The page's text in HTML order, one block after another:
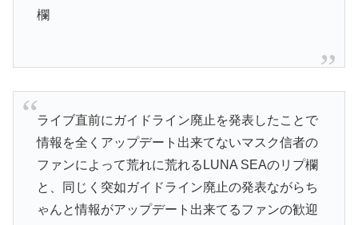
欄
ライブ直前にガイドライン廃止を発表したことで
情報を全くアップデート出来てないマスク信者の
ファンによって荒れに荒れるLUNA SEAのリプ欄
と、同じく突如ガイドライン廃止の発表ながらち
ゃんと情報がアップデート出来てるファンの歓迎